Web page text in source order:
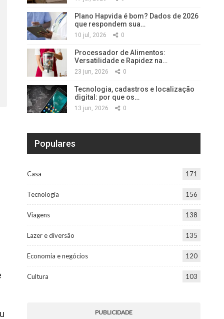
Plano Hapvida é bom? Dados de 2026
que respondem sua…
10 jul, 2026 0
Processador de Alimentos:
Versatilidade e Rapidez na…
23 jun, 2026 0
Tecnologia, cadastros e localização
digital: por que os…
13 jun, 2026 0
Populares
Casa 171
Tecnologia 156
Viagens 138
Lazer e diversão 135
Economia e negócios 120
Cultura 103
PUBLICIDADE